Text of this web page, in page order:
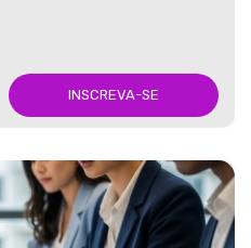
INSCREVA-SE